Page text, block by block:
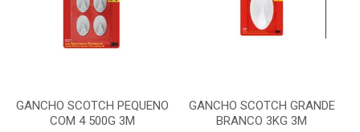
GANCHO SCOTCH PEQUENO
COM 4 500G 3M
GANCHO SCOTCH GRANDE
BRANCO 3KG 3M